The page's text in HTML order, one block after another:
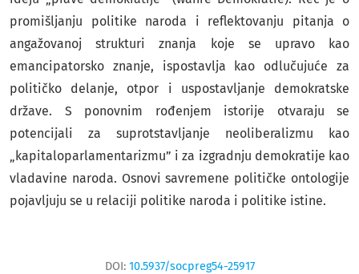
promišljanju politike naroda i reflektovanju pitanja o
angažovanoj strukturi znanja koje se upravo kao
emancipatorsko znanje, ispostavlja kao odlučujuće za
političko delanje, otpor i uspostavljanje demokratske
države. S ponovnim rođenjem istorije otvaraju se
potencijali za suprotstavljanje neoliberalizmu kao
„kapitaloparlamentarizmu” i za izgradnju demokratije kao
vladavine naroda. Osnovi savremene političke ontologije
pojavljuju se u relaciji politike naroda i politike istine.
DOI: 10.5937/socpreg54-25917